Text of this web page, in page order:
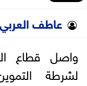
عاطف العربي
واصل قطاع
لشرطة